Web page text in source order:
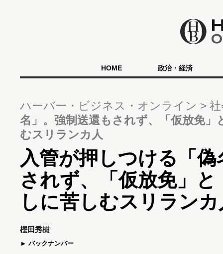
HOME 政治・経済
ハーバー・ビジネス・オンライン
名」。強制送還もされず、「仮放免
むスリランカ人
入管が押しつける「
されず、「仮放免」
しに苦しむスリランカ
樫田秀樹
バックナンバー